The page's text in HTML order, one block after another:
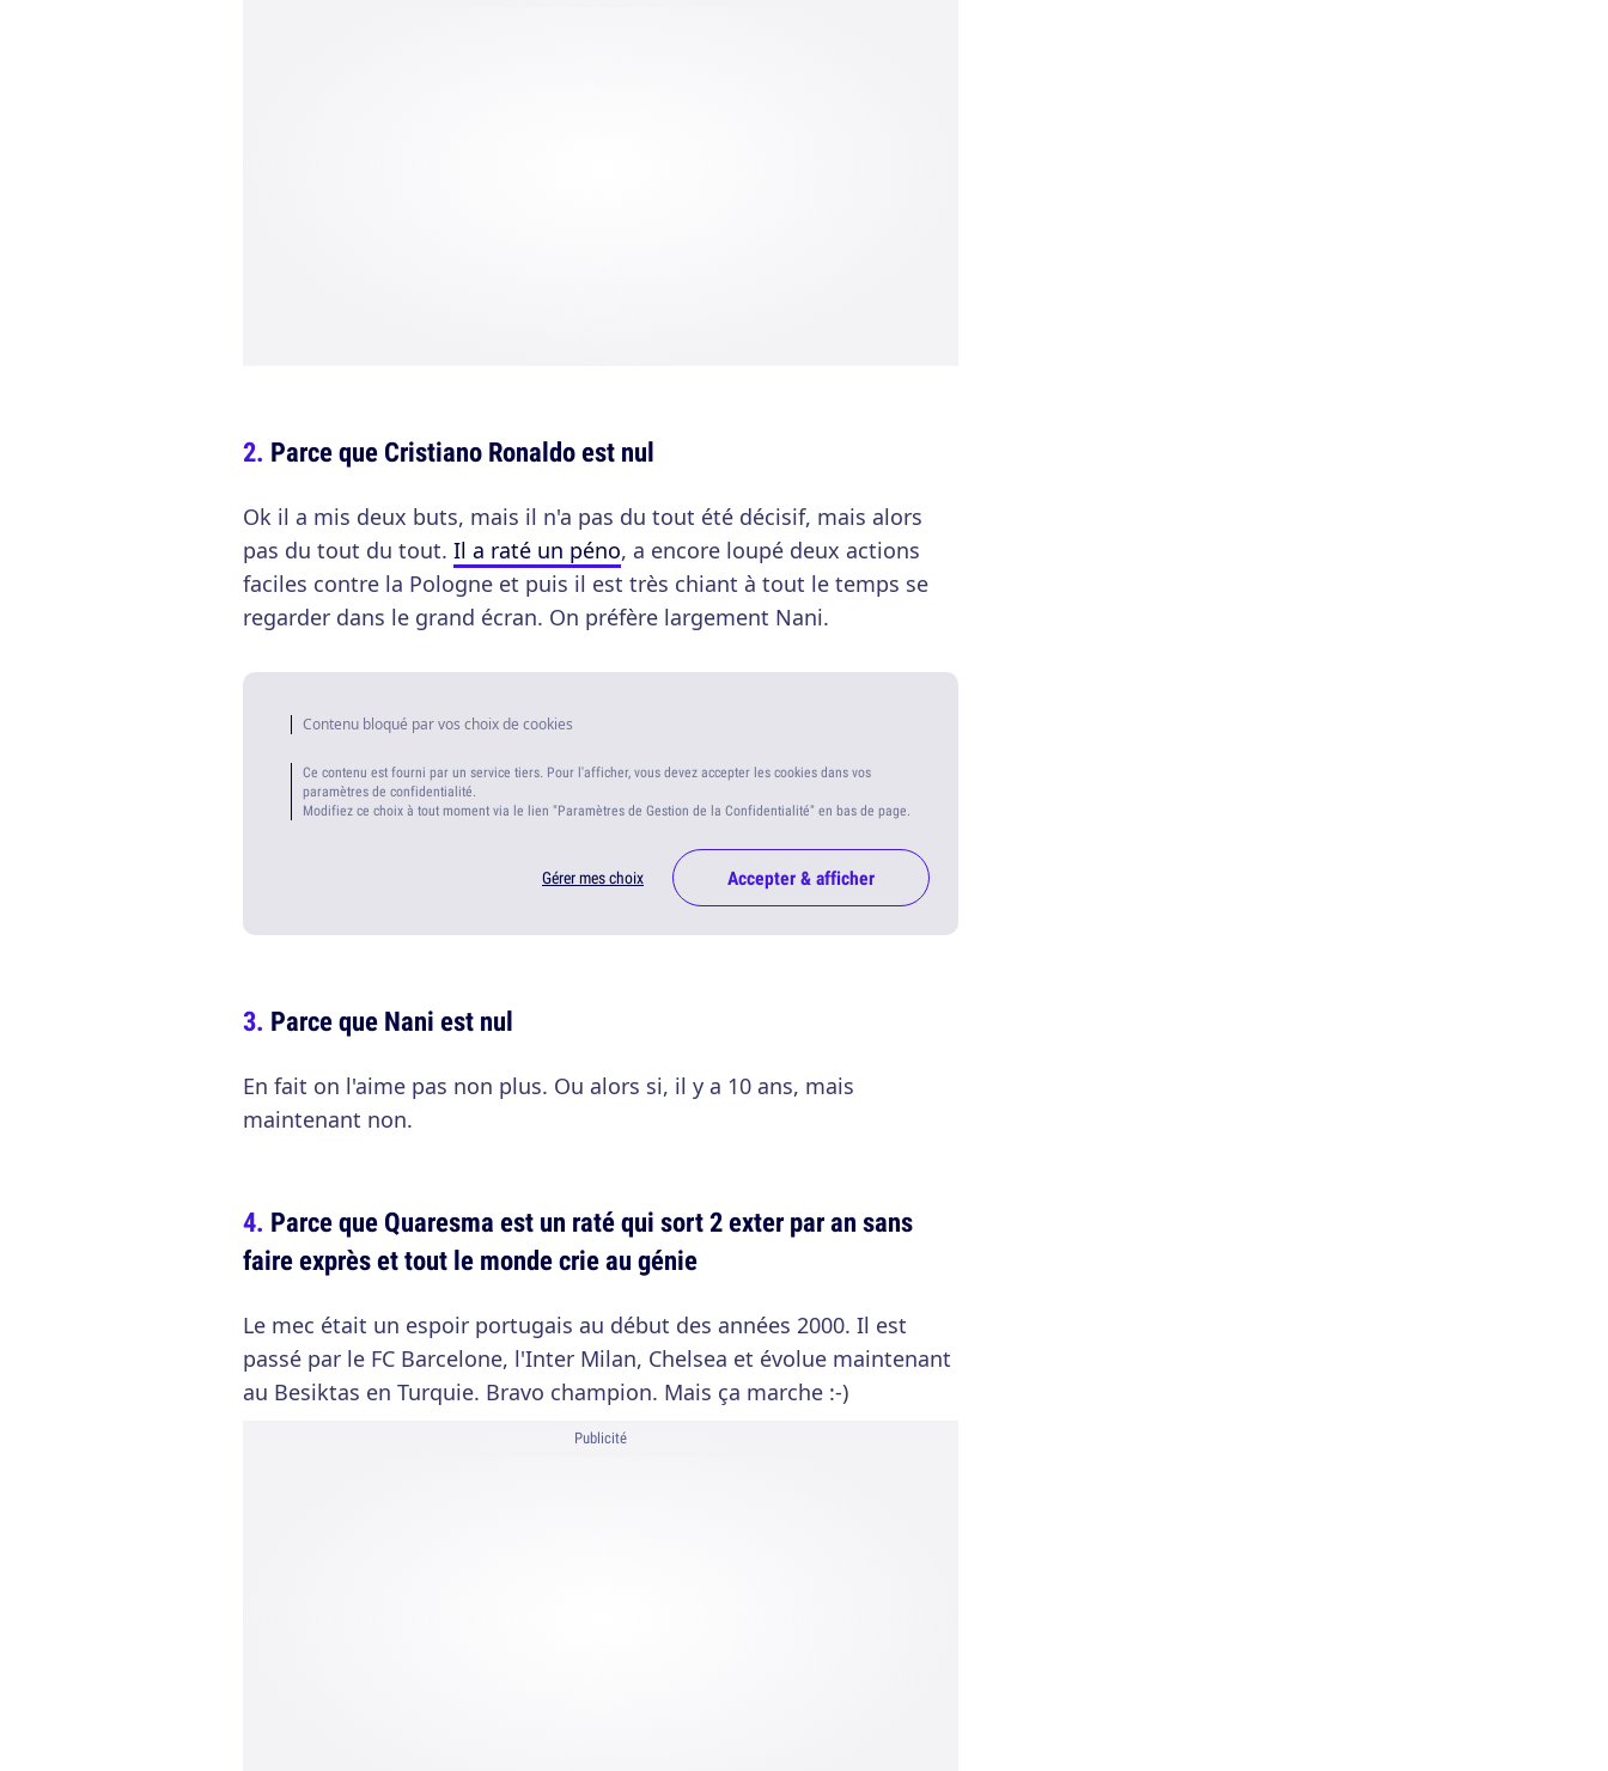
Parce que Cristiano Ronaldo est nul
Ok il a mis deux buts, mais il n'a pas du tout été décisif, mais alors
pas du tout du tout. Il a raté un péno, a encore loupé deux actions
faciles contre la Pologne et puis il est très chiant à tout le temps se
regarder dans le grand écran. On préfère largement Nani.
Contenu bloqué par vos choix de cookies
Ce contenu est fourni par un service tiers. Pour l'afficher, vous devez accepter les cookies dans vos
paramètres de confidentialité.
Modifiez ce choix à tout moment via le lien "Paramètres de Gestion de la Confidentialité" en bas de page.
Gérer mes choix Accepter & afficher
Parce que Nani est nul
En fait on l'aime pas non plus. Ou alors si, il y a 10 ans, mais
maintenant non.
Parce que Quaresma est un raté qui sort 2 exter par an sans
faire exprès et tout le monde crie au génie
Le mec était un espoir portugais au début des années 2000. Il est
passé par le FC Barcelone, l'Inter Milan, Chelsea et évolue maintenant
au Besiktas en Turquie. Bravo champion. Mais ça marche :-)
Publicité